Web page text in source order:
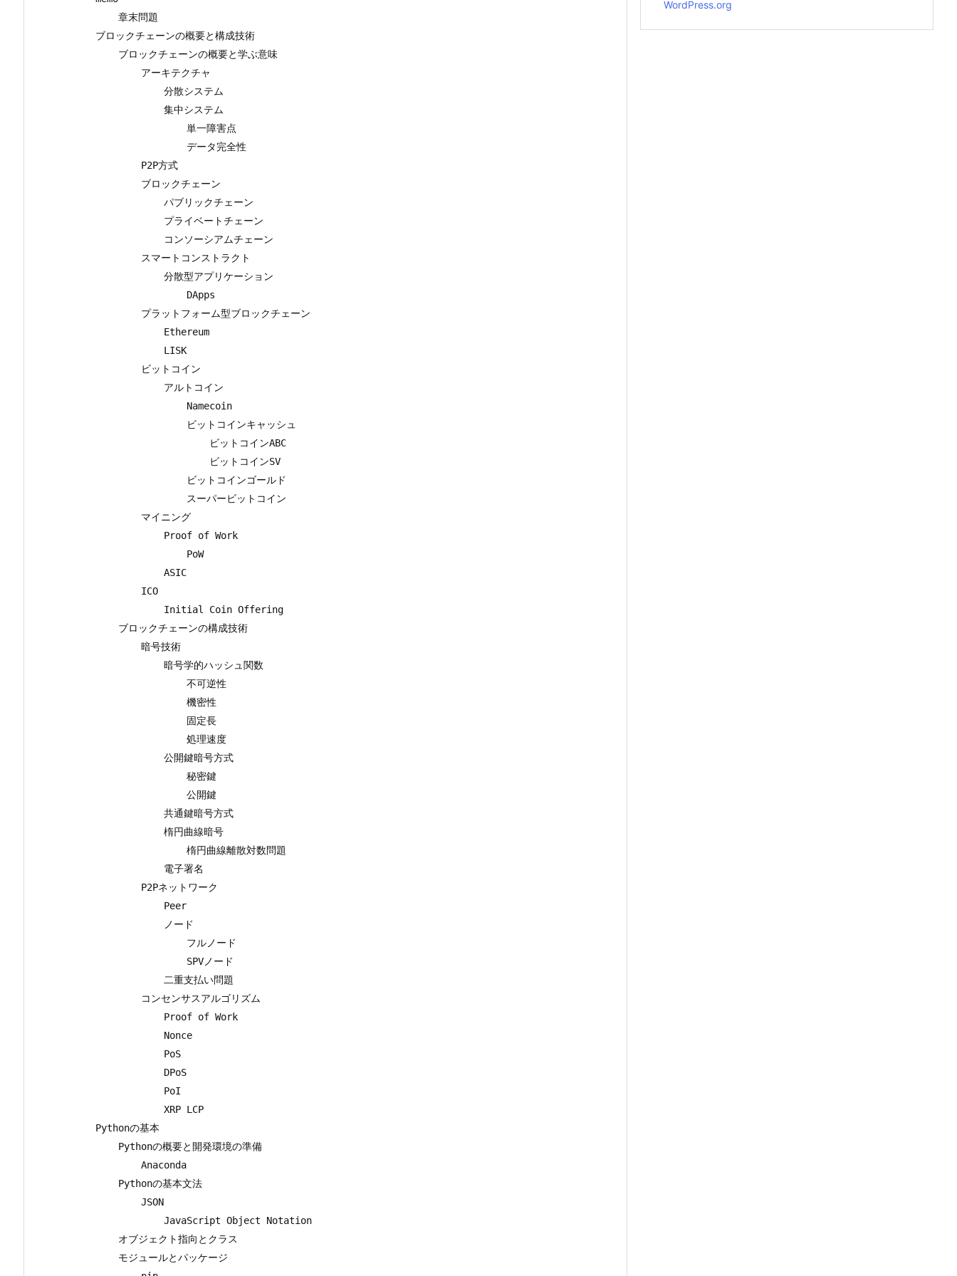
        章末問題
    ブロックチェーンの概要と構成技術
        ブロックチェーンの概要と学ぶ意味
            アーキテクチャ
                分散システム
                集中システム
                    単一障害点
                    データ完全性
            P2P方式
            ブロックチェーン
                パブリックチェーン
                プライベートチェーン
                コンソーシアムチェーン
            スマートコンストラクト
                分散型アプリケーション
                    DApps
            プラットフォーム型ブロックチェーン
                Ethereum
                LISK
            ビットコイン
                アルトコイン
                    Namecoin
                    ビットコインキャッシュ
                        ビットコインABC
                        ビットコインSV
                    ビットコインゴールド
                    スーパービットコイン
            マイニング
                Proof of Work
                    PoW
                ASIC
            ICO
                Initial Coin Offering
        ブロックチェーンの構成技術
            暗号技術
                暗号学的ハッシュ関数
                    不可逆性
                    機密性
                    固定長
                    処理速度
                公開鍵暗号方式
                    秘密鍵
                    公開鍵
                共通鍵暗号方式
                楕円曲線暗号
                    楕円曲線離散対数問題
                電子署名
            P2Pネットワーク
                Peer
                ノード
                    フルノード
                    SPVノード
                二重支払い問題
            コンセンサスアルゴリズム
                Proof of Work
                Nonce
                PoS
                DPoS
                PoI
                XRP LCP
    Pythonの基本
        Pythonの概要と開発環境の準備
            Anaconda
        Pythonの基本文法
            JSON
                JavaScript Object Notation
        オブジェクト指向とクラス
        モジュールとパッケージ
WordPress.org